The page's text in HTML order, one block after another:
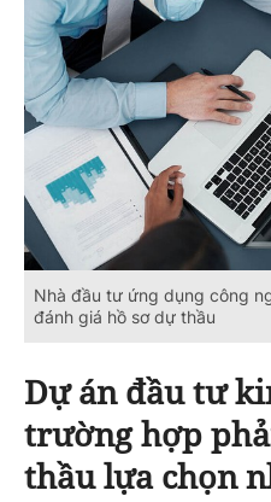
Nhà đầu tư ứng dụng công
đánh giá hồ sơ dự thầu
Dự án đầu tư
trường hợp
thầu lựa chọn